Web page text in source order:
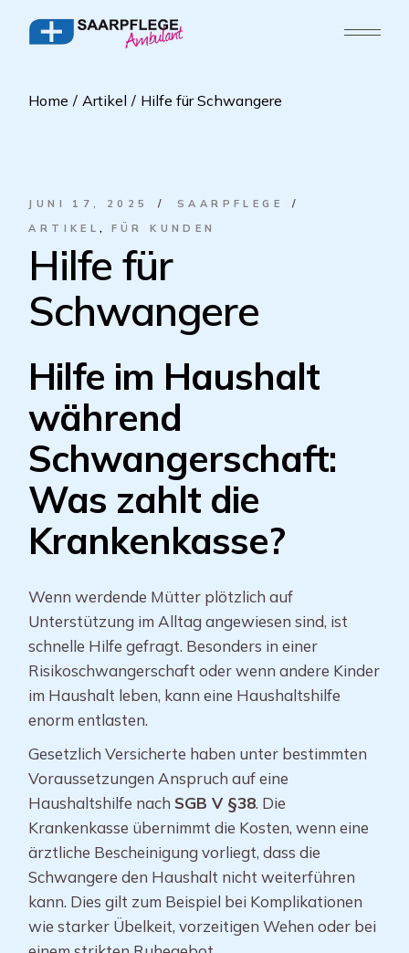
Home Artikel Hilfe für Schwangere
JUNI 17, 2025
SAARPFLEGE
ARTIKEL
FÜR KUNDEN
Hilfe für
Schwangere
Hilfe im Haushalt
während
Schwangerschaft:
Was zahlt die
Krankenkasse?
Wenn werdende Mütter plötzlich auf
Unterstützung im Alltag angewiesen sind, ist
schnelle Hilfe gefragt. Besonders in einer
Risikoschwangerschaft oder wenn andere Kinder
im Haushalt leben, kann eine Haushaltshilfe
enorm entlasten.
Gesetzlich Versicherte haben unter bestimmten
Voraussetzungen Anspruch auf eine
Haushaltshilfe nach SGB V §38. Die
Krankenkasse übernimmt die Kosten, wenn eine
ärztliche Bescheinigung vorliegt, dass die
Schwangere den Haushalt nicht weiterführen
kann. Dies gilt zum Beispiel bei Komplikationen
wie starker Übelkeit, vorzeitigen Wehen oder bei